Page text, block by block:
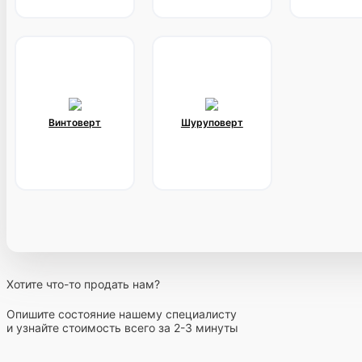
Винтоверт Шуруповерт
Хотите что-то продать нам?
Опишите состояние нашему специалисту
и узнайте стоимость всего за 2-3 минуты